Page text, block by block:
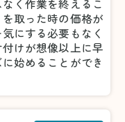
く作業を終えるこ
取った時の価格が
にする必要もなく
けが想像以上に早
始めることができ